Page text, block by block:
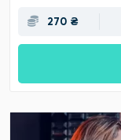
270 ₴